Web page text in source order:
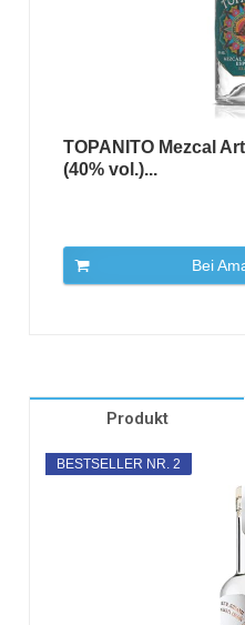
TOPANITO Mezcal
(40% vol.)...
Bei
Produkt
BESTSELLER NR. 2